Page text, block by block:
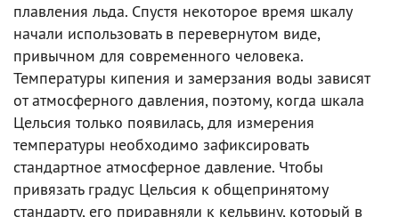
плавления льда. Спустя некоторое время шкалу
начали использовать в перевернутом виде,
привычном для современного человека.
Температуры кипения и замерзания воды зависят
от атмосферного давления, поэтому, когда шкала
Цельсия только появилась, для измерения
температуры необходимо зафиксировать
стандартное атмосферное давление. Чтобы
привязать градус Цельсия к общепринятому
стандарту, его приравняли к кельвину, который в